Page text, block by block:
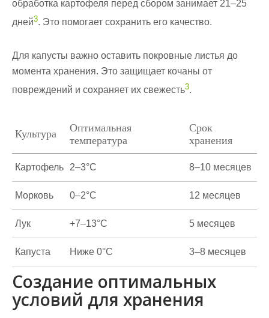
обработка картофеля перед сбором занимает 21–25
дней3. Это помогает сохранить его качество.
Для капусты важно оставить покровные листья до
момента хранения. Это защищает кочаны от
повреждений и сохраняет их свежесть3.
Культура
Оптимальная
температура
Срок
хранения
Картофель 2–3°C 8–10 месяцев
Морковь 0–2°C 12 месяцев
Лук +7–13°C 5 месяцев
Капуста Ниже 0°C 3–8 месяцев
Создание оптимальных
условий для хранения